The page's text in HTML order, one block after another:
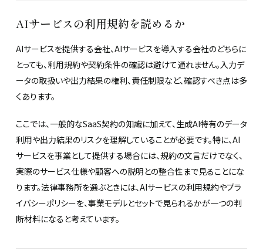
AIサービスの利用規約を読めるか
AIサービスを提供する会社、AIサービスを導入する会社のどちらに
とっても、利用規約や契約条件の確認は避けて通れません。入力デ
ータの取扱いや出力結果の権利、責任制限など、確認すべき点は多
くあります。
ここでは、一般的なSaaS契約の知識に加えて、生成AI特有のデータ
利用や出力結果のリスクを理解していることが必要です。特に、AI
サービスを事業として提供する場合には、規約の文言だけでなく、
実際のサービス仕様や顧客への説明との整合性まで見ることにな
ります。法律事務所を選ぶときには、AIサービスの利用規約やプラ
イバシーポリシーを、事業モデルとセットで見られるかが一つの判
断材料になると考えています。